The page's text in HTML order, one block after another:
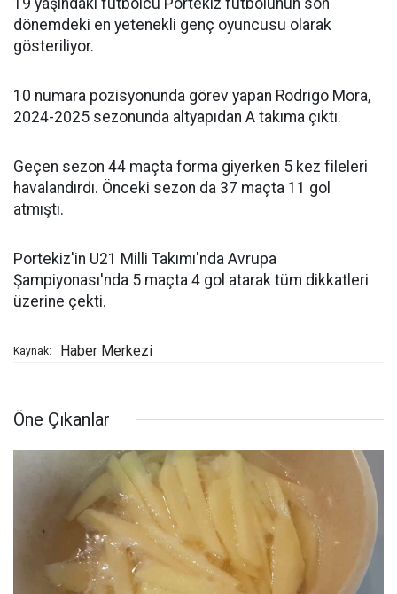
19 yaşındaki futbolcu Portekiz futbolunun son
dönemdeki en yetenekli genç oyuncusu olarak
gösteriliyor.
10 numara pozisyonunda görev yapan Rodrigo Mora,
2024-2025 sezonunda altyapıdan A takıma çıktı.
Geçen sezon 44 maçta forma giyerken 5 kez fileleri
havalandırdı. Önceki sezon da 37 maçta 11 gol
atmıştı.
Portekiz'in U21 Milli Takımı'nda Avrupa
Şampiyonası'nda 5 maçta 4 gol atarak tüm dikkatleri
üzerine çekti.
Kaynak: Haber Merkezi
Öne Çıkanlar